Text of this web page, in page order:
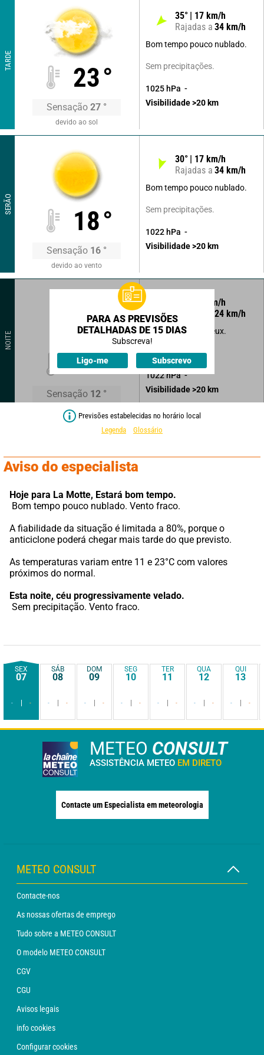
TARDE
23°
Sensação 27 °
devido ao sol
35° 17 km/h
Rajadas a 34 km/h
Bom tempo pouco nublado.
Sem precipitações.
1025 hPa
Visibilidade >20 km
SERÃO
18°
Sensação 16 °
devido ao vento
30° 17 km/h
Rajadas a 34 km/h
Bom tempo pouco nublado.
Sem precipitações.
1022 hPa
Visibilidade >20 km
NOITE
14°
Sensação 12 °
km/h
Rajadas a
24 km/h
Plus en plus lumineux.
Sem precipitações.
1022hPa
Visibilidade >20 km
PARA AS PREVISÕES
DETALHADAS DE 15 DIAS
Subscreva!
Ligo-me Subscrevo
Previsões estabelecidas no horário local
Legenda
Glossário
Aviso do especialista
Hoje para La Motte, Estará bom tempo.
Bom tempo pouco nublado. Vento fraco.
A fiabilidade da situação é limitada a 80%, porque o
anticiclone poderá chegar mais tarde do que previsto.
As temperaturas variam entre 11 e 23°C com valores
próximos do normal.
Esta noite, céu progressivamente velado.
Sem precipitação. Vento fraco.
SEX
07
- -
SÁB
08
- -
DOM
09
- -
SEG
10
- -
TER
11
- -
QUA
12
- -
QUI
13
- -
METEO CONSULT
ASSISTÊNCIA METEO EM DIRETO
Contacte um Especialista em meteorologia
METEO CONSULT
Contacte-nos
As nossas ofertas de emprego
Tudo sobre a METEO CONSULT
O modelo METEO CONSULT
CGV
CGU
Avisos legais
info cookies
Configurar cookies